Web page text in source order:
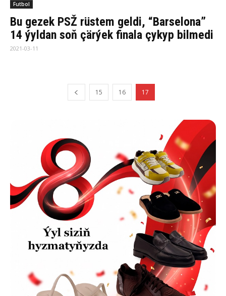
Futbol
Bu gezek PSŽ rüstem geldi, “Barselona”
14 ýyldan soň çärýek finala çykyp bilmedi
2021-03-11
15 16 17